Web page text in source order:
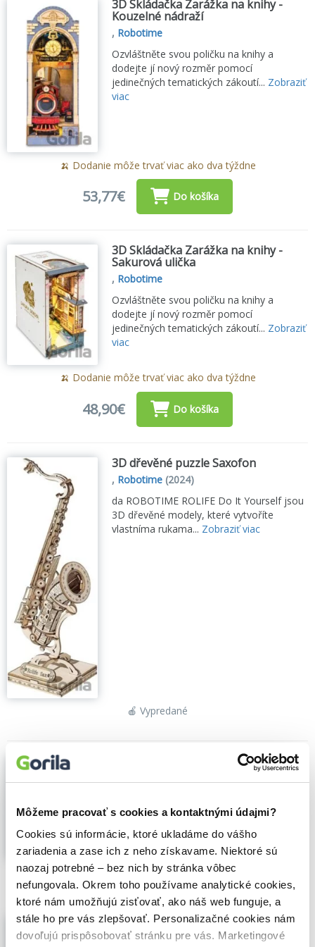
Môžeme pracovať s cookies a kontaktnými údajmi?
Cookies sú informácie, ktoré ukladáme do vášho
zariadenia a zase ich z neho získavame. Niektoré sú
naozaj potrebné – bez nich by stránka vôbec
nefungovala. Okrem toho používame analytické cookies,
ktoré nám umožňujú zisťovať, ako náš web funguje, a
stále ho pre vás zlepšovať. Personalizačné cookies nám
dovoľujú prispôsobovať stránku pre vás. Marketingové
3D Skládačka Zarážka na knihy -
Kouzelné nádraží
, Robotime
Ozvláštněte svou poličku na knihy a
dodejte jí nový rozměr pomocí
jedinečných tematických zákoutí... Zobraziť
viac
🍌 Dodanie môže trvať viac ako dva týždne
53,77€ Do košíka
3D Skládačka Zarážka na knihy -
Sakurová ulička
, Robotime
Ozvláštněte svou poličku na knihy a
dodejte jí nový rozměr pomocí
jedinečných tematických zákoutí... Zobraziť
viac
🍌 Dodanie môže trvať viac ako dva týždne
48,90€ Do košíka
3D dřevěné puzzle Saxofon
, Robotime (2024)
da ROBOTIME ROLIFE Do It Yourself jsou
3D dřevěné modely, které vytvoříte
vlastníma rukama... Zobraziť viac
🍎 Vypredané
3D dřevěné puzzle Klavír
3D dřevěné modely, které vytvoříte
🍎 Vypredané
3D Dřevěná skládačka: Růžový
karafiát